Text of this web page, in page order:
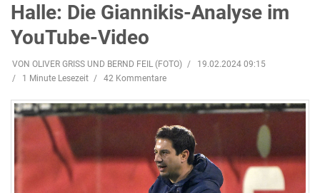
Halle: Die Giannikis-Analyse im
YouTube-Video
VON OLIVER GRISS UND BERND FEIL (FOTO)
19.02.2024 09:15
1 Minute Lesezeit
42 Kommentare